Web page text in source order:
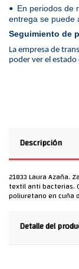
• En periodos de
entrega se puede
Seguimiento de
La empresa de
poder ver el estado
Descripción
21833 Laura Azaña.
textil anti bacterias.
poliuretano en cuña
Detalle del